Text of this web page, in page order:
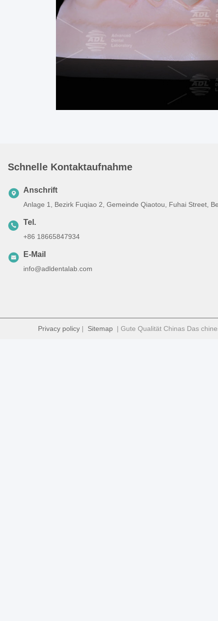
Schnelle Kontaktaufnahme
Anschrift
Anlage 1, Bezirk Fuqiao 2, Gemeinde Qiaotou, Fuhai Street,
Tel.
+86 18665847934
E-Mail
info@adldentalab.com
Privacy policy| Sitemap| Gute Qualität Chinas Das